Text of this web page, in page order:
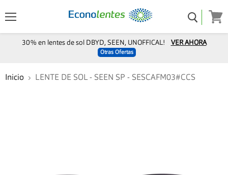
30% en lentes de sol DBYD, SEEN, UNOFFICAL! VER AHORA
Otras Ofertas
Inicio LENTE DE SOL - SEEN SP - SESCAFM03#CCS